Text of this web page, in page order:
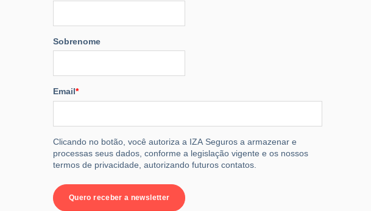
Sobrenome
Email*
Clicando no botão, você autoriza a IZA Seguros a armazenar e
processas seus dados, conforme a legislação vigente e os nossos
termos de privacidade, autorizando futuros contatos.